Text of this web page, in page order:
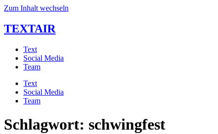
Zum Inhalt wechseln
TEXTAIR
Text
Social Media
Team
Text
Social Media
Team
Schlagwort: schwingfest